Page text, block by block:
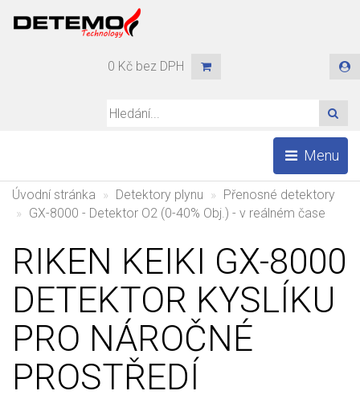
0 Kč bez DPH
Menu
Úvodní stránka Detektory plynu
Přenosné detektory
GX-8000 - Detektor O2 (0-40% Obj.) - v reálném čase
RIKEN KEIKI GX-8000
DETEKTOR KYSLÍKU
PRO NÁROČNÉ
PROSTŘEDÍ